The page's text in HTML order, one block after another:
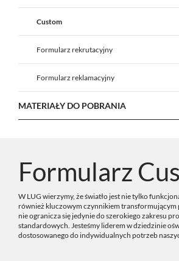
Custom
Formularz rekrutacyjny
Formularz reklamacyjny
MATERIAŁY DO POBRANIA
Formularz
W LUG wierzymy, że światło jest nie tylko
również kluczowym czynnikiem transformującym
nie ogranicza się jedynie do szerokiego zakresu
standardowych. Jesteśmy liderem w dziedzinie
dostosowanego do indywidualnych potrzeb